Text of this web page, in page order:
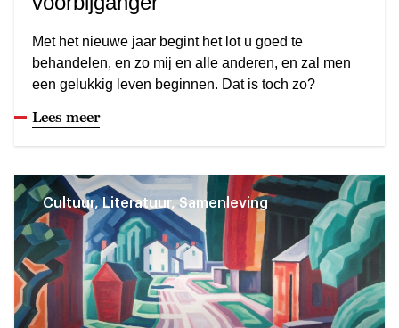
Met het nieuwe jaar begint het lot u goed te
behandelen, en zo mij en alle anderen, en zal men
een gelukkig leven beginnen. Dat is toch zo?
Lees meer
Cultuur, Literatuur, Samenleving